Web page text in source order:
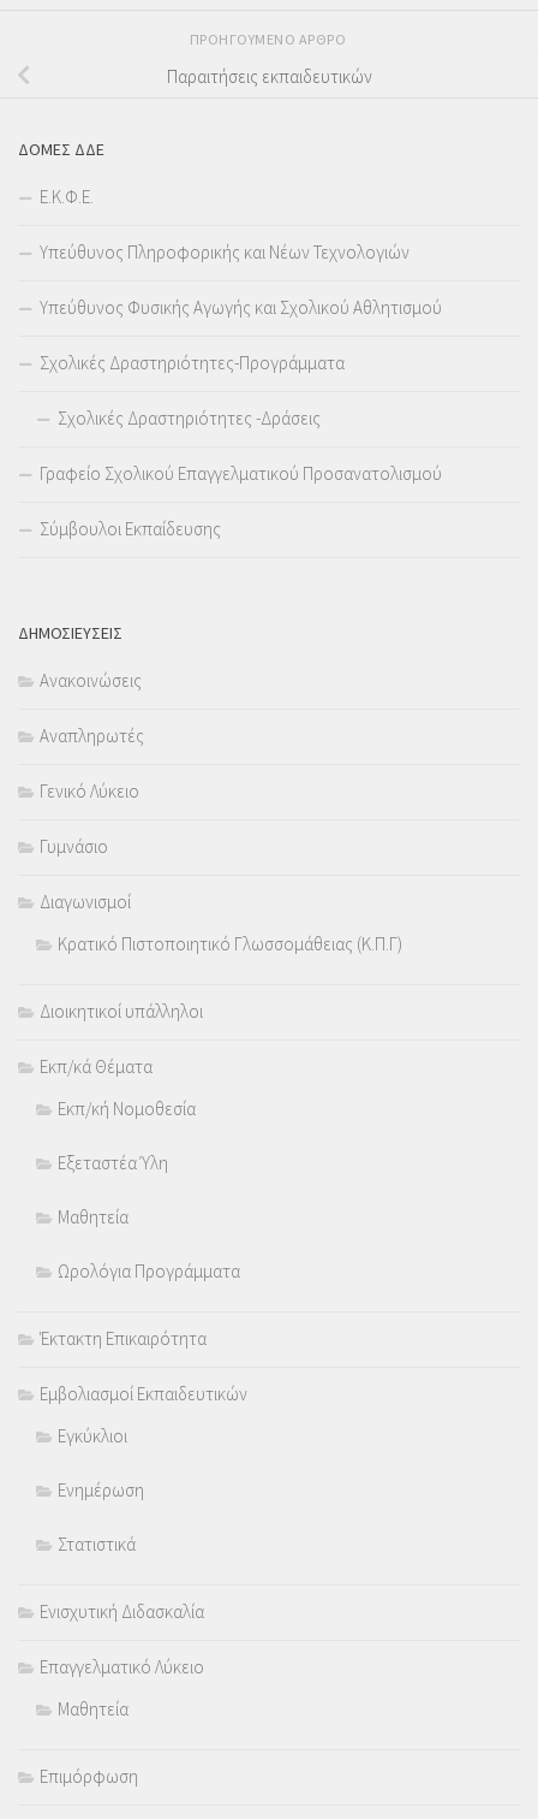
ΠΡΟΗΓΟΎΜΕΝΟ ΆΡΘΡΟ
Παραιτήσεις εκπαιδευτικών
ΔΟΜΕΣ ΔΔΕ
Ε.Κ.Φ.Ε.
Υπεύθυνος Πληροφορικής και Νέων Τεχνολογιών
Υπεύθυνος Φυσικής Αγωγής και Σχολικού Αθλητισμού
Σχολικές Δραστηριότητες-Προγράμματα
Σχολικές Δραστηριότητες -Δράσεις
Γραφείο Σχολικού Επαγγελματικού Προσανατολισμού
Σύμβουλοι Εκπαίδευσης
ΔΗΜΟΣΙΕΥΣΕΙΣ
Ανακοινώσεις
Αναπληρωτές
Γενικό Λύκειο
Γυμνάσιο
Διαγωνισμοί
Κρατικό Πιστοποιητικό Γλωσσομάθειας (Κ.Π.Γ)
Διοικητικοί υπάλληλοι
Εκπ/κά Θέματα
Εκπ/κή Νομοθεσία
Εξεταστέα Ύλη
Μαθητεία
Ωρολόγια Προγράμματα
Έκτακτη Επικαιρότητα
Εμβολιασμοί Εκπαιδευτικών
Εγκύκλιοι
Ενημέρωση
Στατιστικά
Ενισχυτική Διδασκαλία
Επαγγελματικό Λύκειο
Μαθητεία
Επιμόρφωση